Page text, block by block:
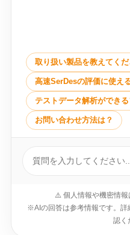
取り扱い製品を教えてく
高速SerDesの評価に使え
テストデータ解析ができる
お問い合わせ方法は？
⚠️ 個人情報や機密情報
※AIの回答は参考情報です。詳
認く